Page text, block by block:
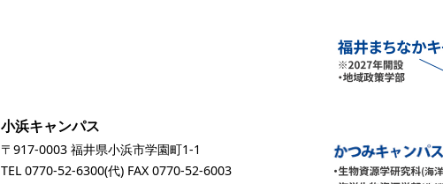
小浜キャンパス
〒917-0003 福井県小浜市学園町1-1
TEL 0770-52-6300(代) FAX 0770-52-6003